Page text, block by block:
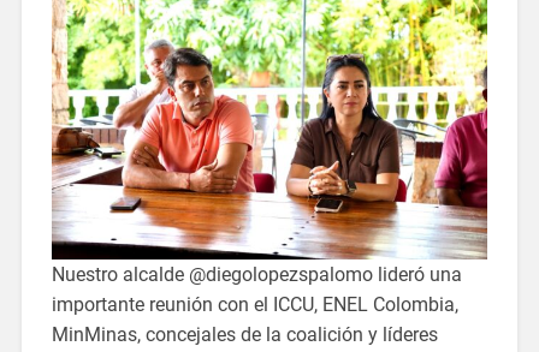
Nuestro alcalde @diegolopezspalomo lideró una
importante reunión con el ICCU, ENEL Colombia,
MinMinas, concejales de la coalición y líderes